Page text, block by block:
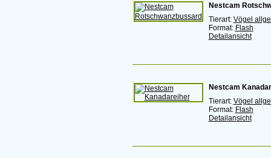
Nestcam
Tierart: Vögel
Format: Flash
Detailansicht
Nestcam
Tierart: Vögel
Format: Flash
Detailansicht